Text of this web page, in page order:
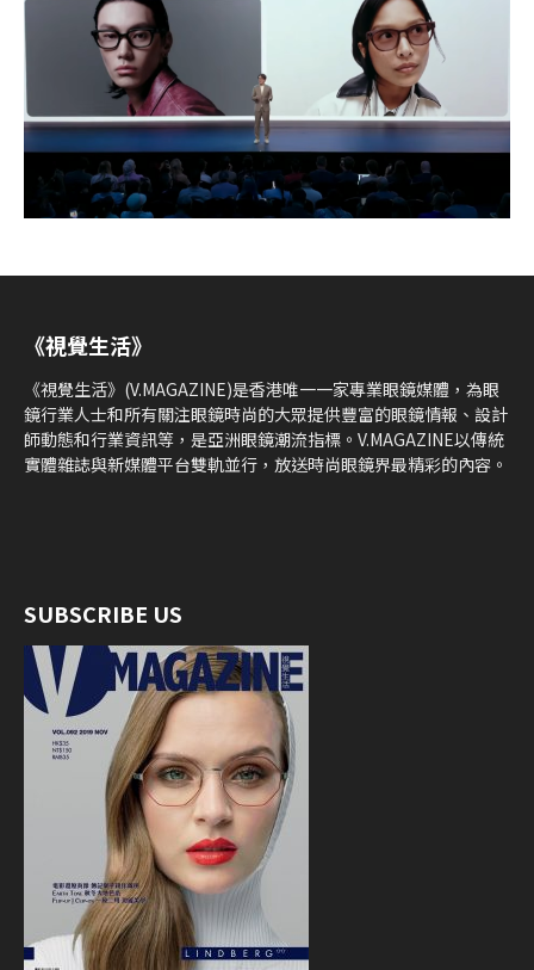
《視覺生活》
《視覺生活》(V.MAGAZINE)是香港唯一一家專業眼鏡媒體，為眼
鏡行業人士和所有關注眼鏡時尚的大眾提供豐富的眼鏡情報、設計
師動態和行業資訊等，是亞洲眼鏡潮流指標。V.MAGAZINE以傳統
實體雜誌與新媒體平台雙軌並行，放送時尚眼鏡界最精彩的內容。
SUBSCRIBE US